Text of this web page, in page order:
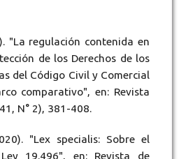
"La regulación contenida en
de los Derechos de los
del Código Civil y Comercial
comparativo", en: Revista
N° 2), 381-408.
"Lex specialis: Sobre el
19.496", en: Revista de